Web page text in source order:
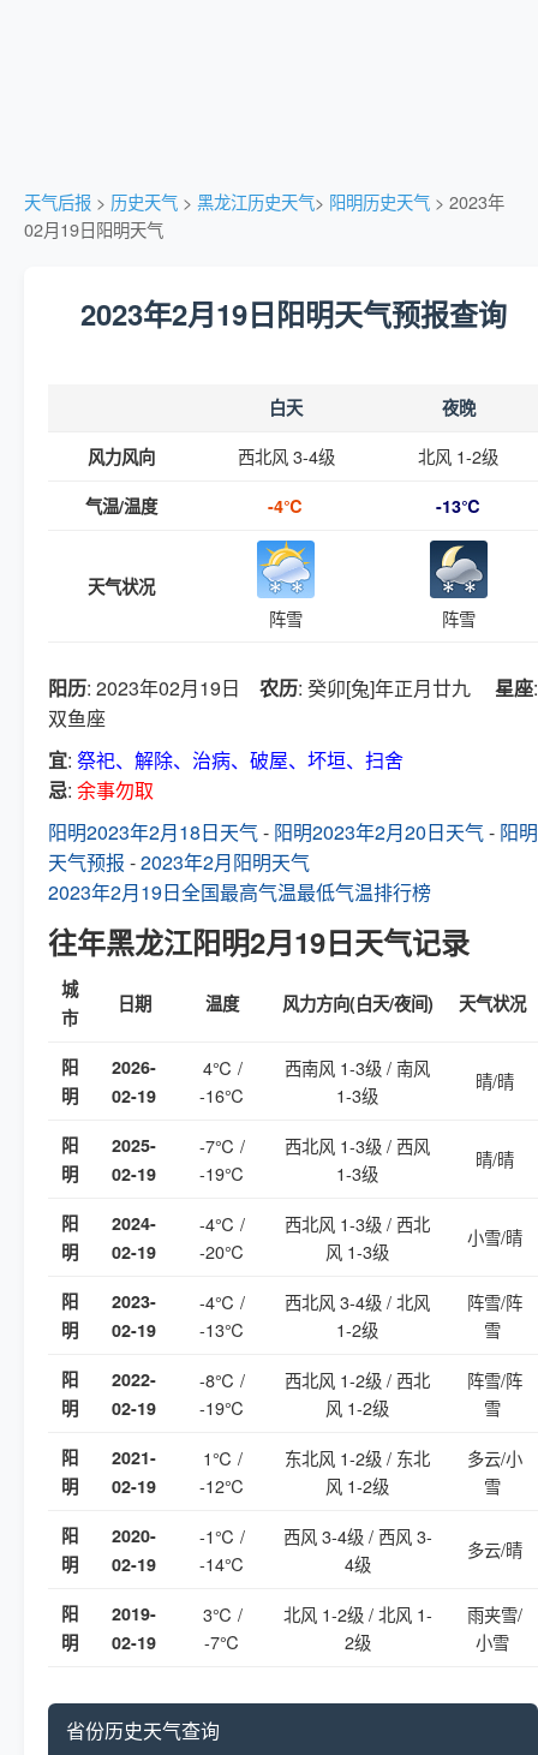
天气后报 > 历史天气 > 黑龙江历史天气> 阳明历史天气 > 2023年
02月19日阳明天气
2023年2月19日阳明天气预报查询
白天 夜晚
风力风向 西北风 3-4级 北风 1-2级
气温/温度 -4℃ -13℃
天气状况
阵雪 阵雪
阳历: 2023年02月19日 农历: 癸卯[兔]年正月廿九 星座:
双鱼座
宜: 祭祀、解除、治病、破屋、坏垣、扫舍
忌: 余事勿取
阳明2023年2月18日天气- 阳明2023年2月20日天气- 阳明
天气预报 -2023年2月阳明天气
2023年2月19日全国最高气温最低气温排行榜
往年黑龙江阳明2月19日天气记录
城
市
日期 温度 风力方向(白天/夜间) 天气状况
阳
明
2026-
02-19
4℃ /
-16℃
西南风 1-3级 / 南风
1-3级
晴/晴
阳
明
2025-
02-19
-7℃ /
-19℃
西北风 1-3级 / 西风
1-3级
晴/晴
阳
明
2024-
02-19
-4℃ /
-20℃
西北风 1-3级 / 西北
风 1-3级
小雪/晴
阳
明
2023-
02-19
-4℃ /
-13℃
西北风 3-4级 / 北风
1-2级
阵雪/阵
雪
阳
明
2022-
02-19
-8℃ /
-19℃
西北风 1-2级 / 西北
风 1-2级
阵雪/阵
雪
阳
明
2021-
02-19
1℃ /
-12℃
东北风 1-2级 / 东北
风 1-2级
多云/小
雪
阳
明
2020-
02-19
-1℃ /
-14℃
西风 3-4级 / 西风 3-
4级
多云/晴
阳
明
2019-
02-19
3℃ /
-7℃
北风 1-2级 / 北风 1-
2级
雨夹雪/
小雪
省份历史天气查询